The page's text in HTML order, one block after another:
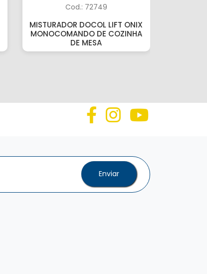
Cod.: 72749
MISTURADOR DOCOL LIFT ONIX
MONOCOMANDO DE COZINHA
DE MESA
Enviar